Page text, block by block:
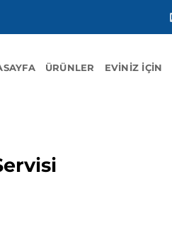
ÜRÜNLER EVINIZ İÇIN